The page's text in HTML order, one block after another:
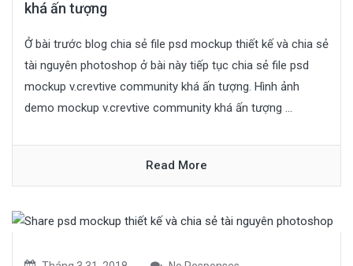
khá ấn tượng
Ở bài trước blog chia sẻ file psd mockup thiết kế và chia sẻ
tài nguyên photoshop ở bài này tiếp tục chia sẻ file psd
mockup v.crevtive community khá ấn tượng. Hình ảnh
demo mockup v.crevtive community khá ấn tượng ...
Read More